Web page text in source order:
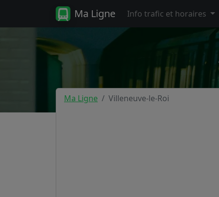
Ma Ligne Info trafic et horaires
Ma Ligne Villeneuve-le-Roi